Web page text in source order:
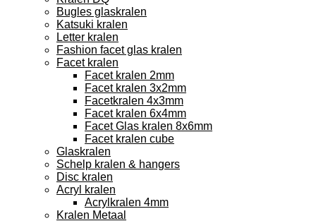
Bugles glaskralen
Katsuki kralen
Letter kralen
Fashion facet glas kralen
Facet kralen
Facet kralen 2mm
Facet kralen 3x2mm
Facetkralen 4x3mm
Facet kralen 6x4mm
Facet Glas kralen 8x6mm
Facet kralen cube
Glaskralen
Schelp kralen & hangers
Disc kralen
Acryl kralen
Acrylkralen 4mm
Kralen Metaal